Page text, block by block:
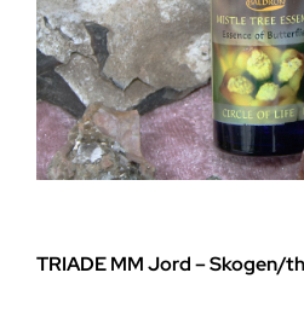
TRIADE MM Jord – Skogen/